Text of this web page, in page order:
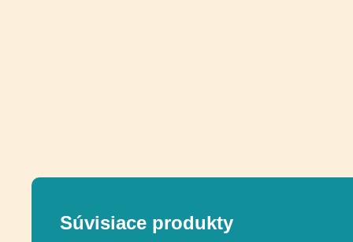
Súvisiace produkty